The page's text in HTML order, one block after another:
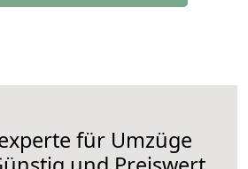
für Umzüge